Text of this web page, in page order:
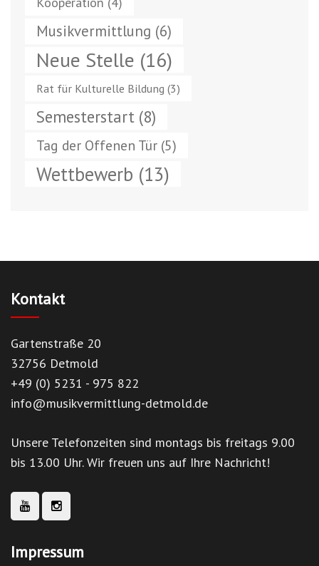
Musikvermittlung (6)
Neue Stelle (16)
Rat für Kulturelle Bildung (3)
Semesterstart (8)
Tag der Offenen Tür (5)
Wettbewerb (13)
Kontakt
Gartenstraße 20
32756 Detmold
+49 (0) 5231 - 975 822
info@musikvermittlung-detmold.de
Unsere Telefonzeiten sind montags bis freitags 9.00
bis 13.00 Uhr. Wir freuen uns auf Ihre Nachricht!
Impressum